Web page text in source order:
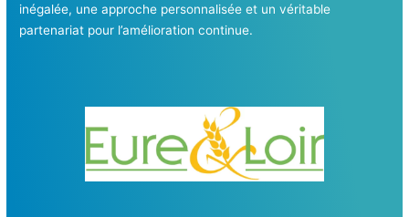
inégalée, une approche personnalisée et un véritable
partenariat pour l’amélioration continue.